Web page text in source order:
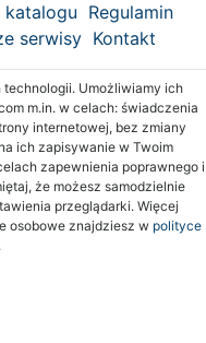
Regulamin
serwisy Kontakt
Umożliwiamy ich
m.in. w celach: świadczenia
internetowej, bez zmiany
ich zapisywanie w Twoim
zapewnienia poprawnego i
że możesz samodzielnie
przeglądarki. Więcej
osobowe znajdziesz w polityce